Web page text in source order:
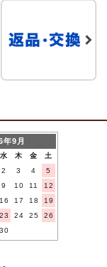
年9月
水 木 金
土
2 3 4
5
9 10 11
12
16 17 18
19
23 24 25
26
30